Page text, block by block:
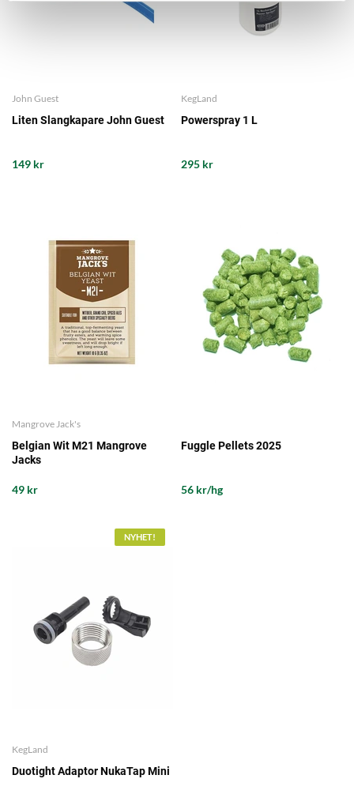
John Guest
Liten Slangkapare John Guest
149 kr
KegLand
Powerspray 1 L
295 kr
Mangrove Jack's
Belgian Wit M21 Mangrove
Jacks
49 kr
Fuggle Pellets 2025
56 kr/hg
NYHET!
KegLand
Duotight Adaptor NukaTap Mini